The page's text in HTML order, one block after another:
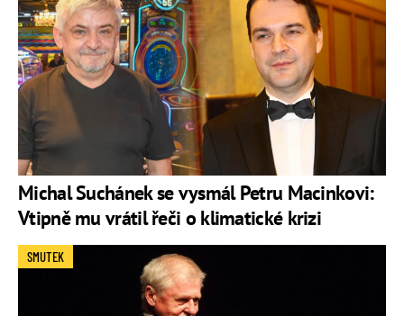
Michal Suchánek se vysmál Petru Macinkovi:
Vtipně mu vrátil řeči o klimatické krizi
SMUTEK